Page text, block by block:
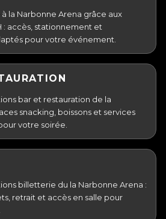
la Narbonne Arena grâce aux
: accès, stationnement et
pour votre événement.
bar et restauration de la
snacking, boissons et services
votre soirée.
billetterie du la Narbonne Arena :
retrait et accès en salle pour